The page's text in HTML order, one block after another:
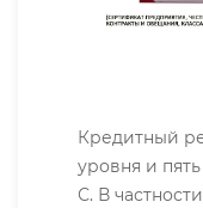
Кредитный
уровня и
С. В